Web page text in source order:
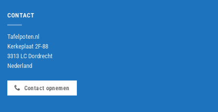
CONTACT
Tafelpoten.nl
Kerkeplaat 2F-88
3313 LC Dordrecht
Nederland
Contact opnemen